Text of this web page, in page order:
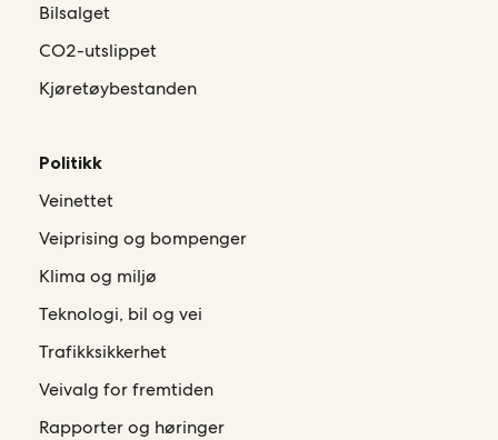
Bilsalget
CO2-utslippet
Kjøretøybestanden
Politikk
Veinettet
Veiprising og bompenger
Klima og miljø
Teknologi, bil og vei
Trafikksikkerhet
Veivalg for fremtiden
Rapporter og høringer